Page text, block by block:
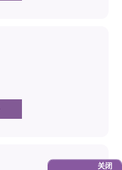
关闭